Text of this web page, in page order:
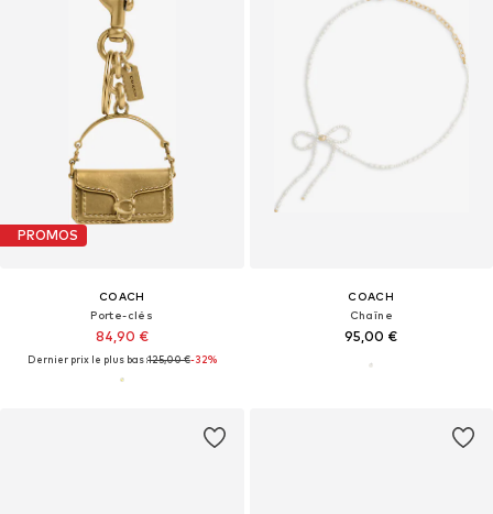
PROMOS
COACH
Porte-clés
84,90 €
Dernier prix le plus bas :125,00 €-32%
COACH
Chaîne
95,00 €